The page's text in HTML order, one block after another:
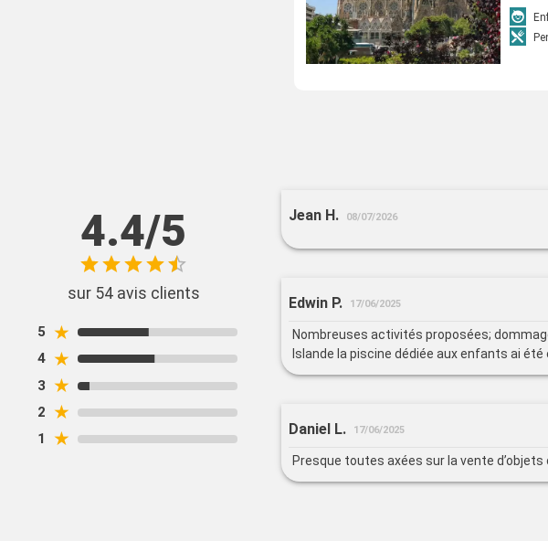
4.4/5
sur 54 avis clients
5 ★
4 ★
3 ★
2 ★
1 ★
Jean H. 08/07/2026
Edwin P. 17/06/2025
Nombreuses activités proposées;
Islande la piscine dédiée aux enfants ai été
Daniel L. 17/06/2025
Presque toutes axées sur la vente d’objets